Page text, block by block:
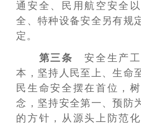
通安全、民用航空安全
全、特种设备安全另有规
定。
第三条
安全生产工
本，坚持人民至上、生命
民生命安全摆在首位，
念，坚持安全第一、预防
的方针，从源头上防范